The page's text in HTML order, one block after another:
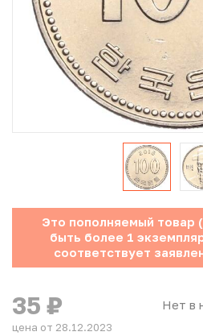
Юбилейные монеты Банка
Памятные и инвестиционные
Иностранные монеты
Неофициальные выпуски монет
Античные и средневековые
Наборы монет
Инвестиционные монеты
Это пополняемый товар
быть более 1
соответствует
Нет в
35 ₽
цена от 28.12.2023